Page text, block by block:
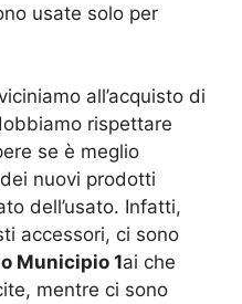
usate solo per
all’acquisto di
rispettare
se è meglio
nuovi prodotti
dell’usato. Infatti,
accessori, ci sono
Municipio 1ai che
mentre ci sono